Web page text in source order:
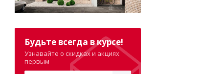
Будьте всегда в курсе!
Узнавайте о скидках и акциях
первым